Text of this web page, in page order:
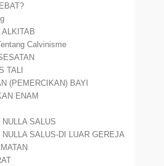
ALKITAB
Calvinisme
TALI
(PEMERCIKAN) BAYI
ENAM
SALUS
SALUS-DI LUAR GEREJA